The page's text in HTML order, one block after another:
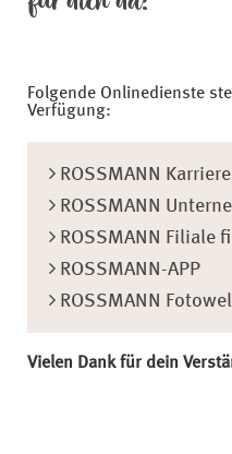
Folgende Onlinedienste
Verfügung:
ROSSMANN Karriere
ROSSMANN
ROSSMANN Filiale
ROSSMANN-APP
ROSSMANN
Vielen Dank für dein